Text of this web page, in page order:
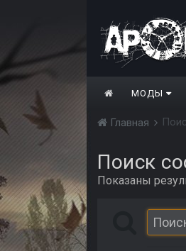
МОДЫ
Главная
Поиск
Показаны